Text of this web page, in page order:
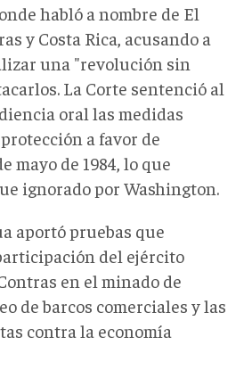
habló a nombre de El
y Costa Rica, acusando a
una "revolución sin
La Corte sentenció al
oral las medidas
a favor de
mayo de 1984, lo que
ignorado por Washington.
aportó pruebas que
del ejército
en el minado de
de barcos comerciales y las
contra la economía